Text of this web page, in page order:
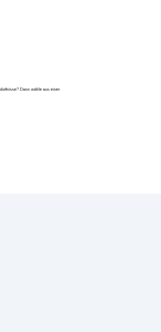
Dann wähle aus einer